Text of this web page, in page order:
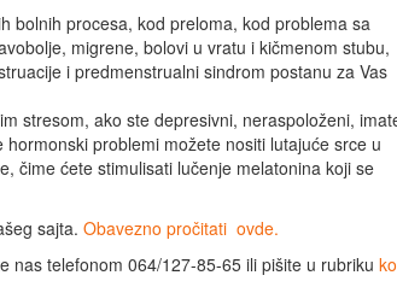
bolnih procesa, kod preloma, kod problema sa
migrene, bolovi u vratu i kičmenom stubu,
i predmenstrualni sindrom postanu za Vas
stresom, ako ste depresivni, neraspoloženi,
problemi možete nositi lutajuće srce u
čime ćete stimulisati lučenje melatonina koji se
sajta. Obavezno pročitati ovde.
nas telefonom 064/127-85-65 ili pišite u rubriku